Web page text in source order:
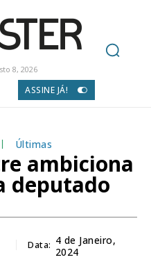
8, 2026
ASSINE JÁ!
Últimas
ambiciona
deputado
Data: 4 de Janeiro,
2024